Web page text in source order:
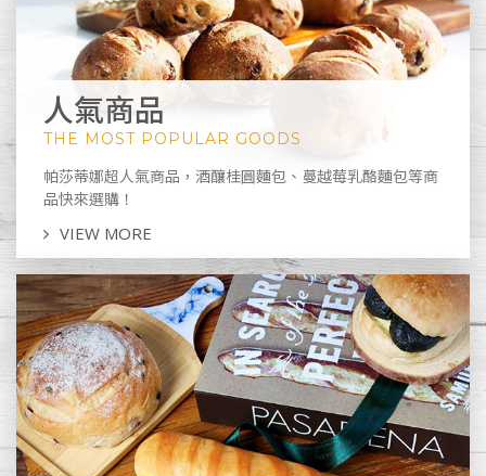
人氣商品
THE MOST POPULAR GOODS
帕莎蒂娜超人氣商品，酒釀桂圓麵包、蔓越莓乳酪麵包等商
品快來選購！
VIEW MORE